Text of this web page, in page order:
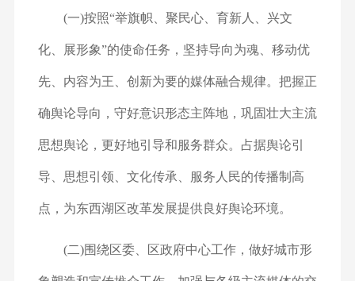
(一)按照“举旗帜、聚民心、育新人、兴文
化、展形象”的使命任务，坚持导向为魂、移动优
先、内容为王、创新为要的媒体融合规律。把握正
确舆论导向，守好意识形态主阵地，巩固壮大主流
思想舆论，更好地引导和服务群众。占据舆论引
导、思想引领、文化传承、服务人民的传播制高
点，为东西湖区改革发展提供良好舆论环境。
(二)围绕区委、区政府中心工作，做好城市形